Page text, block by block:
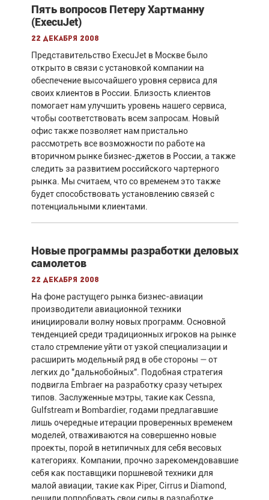
Пять вопросов Петеру Хартманну
(ExecuJet)
22 декабря 2008
Представительство ExecuJet в Москве было
открыто в связи с установкой компании на
обеспечение высочайшего уровня сервиса для
своих клиентов в России. Близость клиентов
помогает нам улучшить уровень нашего сервиса,
чтобы соответствовать всем запросам. Новый
офис также позволяет нам пристально
рассмотреть все возможности по работе на
вторичном рынке бизнес-джетов в России, а также
следить за развитием российского чартерного
рынка. Мы считаем, что со временем это также
будет способствовать установлению связей с
потенциальными клиентами.
Новые программы разработки деловых
самолетов
22 декабря 2008
На фоне растущего рынка бизнес-авиации
производители авиационной техники
инициировали волну новых программ. Основной
тенденцией среди традиционных игроков на рынке
стало стремление уйти от узкой специализации и
расширить модельный ряд в обе стороны — от
легких до "дальнобойных". Подобная стратегия
подвигла Embraer на разработку сразу четырех
типов. Заслуженные мэтры, такие как Cessna,
Gulfstream и Bombardier, годами предлагавшие
лишь очередные итерации проверенных временем
моделей, отваживаются на совершенно новые
проекты, порой в нетипичных для себя весовых
категориях. Компании, прочно зарекомендовавшие
себя как поставщики поршневой техники для
малой авиации, такие как Piper, Cirrus и Diamond,